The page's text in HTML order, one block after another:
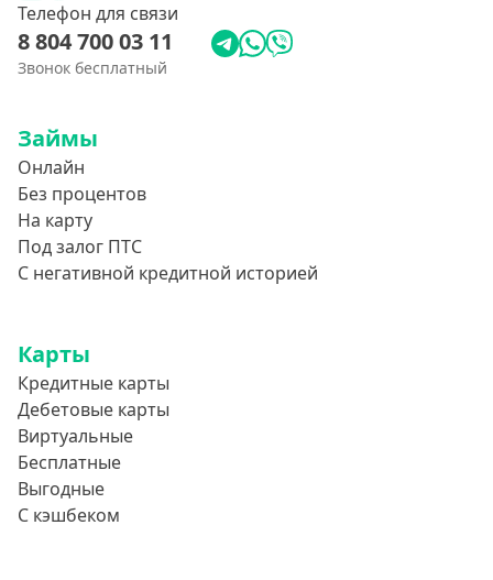
Телефон для связи
8 804 700 03 11
Звонок бесплатный
Займы
Онлайн
Без процентов
На карту
Под залог ПТС
С негативной кредитной историей
Карты
Кредитные карты
Дебетовые карты
Виртуальные
Бесплатные
Выгодные
С кэшбеком